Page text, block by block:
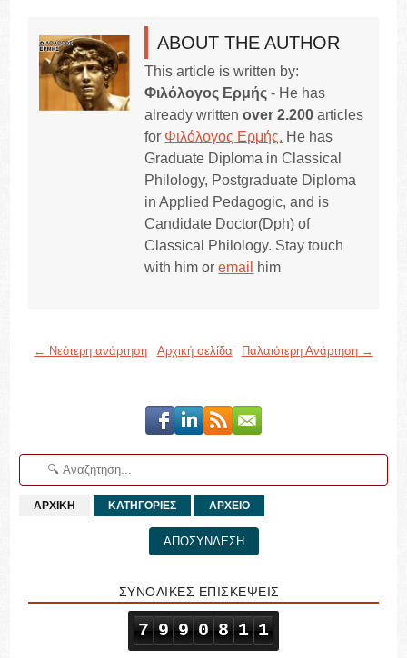
ABOUT THE AUTHOR
This article is written by:
Φιλόλογος Ερμής - He has
already writtenover 2.200 articles
for Φιλόλογος Ερμής. He has
Graduate Diploma in Classical
Philology, Postgraduate Diploma
in Applied Pedagogic, and is
Candidate Doctor(Dph) of
Classical Philology. Stay touch
with him oremail him
← Νεότερη ανάρτηση Παλαιότερη Ανάρτηση →
Αρχική σελίδα
ΑΡΧΙΚΗ ΚΑΤΗΓΟΡΙΕΣ ΑΡΧΕΙΟ
ΑΠΟΣΥΝΔΕΣΗ
ΣΥΝΟΛΙΚΕΣ ΕΠΙΣΚΕΨΕΙΣ
7 9 9 0 8 1 1